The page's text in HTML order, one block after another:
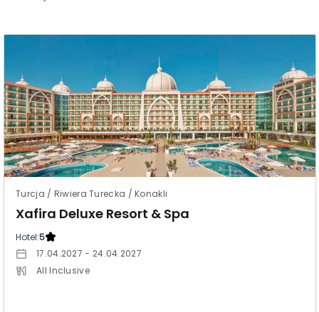
Turcja / Riwiera Turecka / Konakli
Xafira Deluxe Resort & Spa
Hotel:5
17.04.2027 - 24.04.2027
All Inclusive